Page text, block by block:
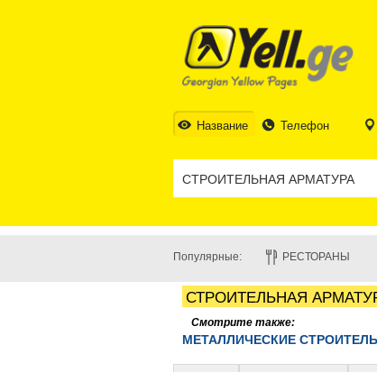
Название Телефон
Популярные: РЕСТОРАНЫ
СТРОИТЕЛЬНАЯ
Смотрите также:
МЕТАЛЛИЧЕСКИЕ